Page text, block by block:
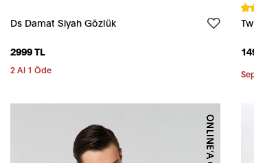
Ds Damat Siyah Gözlük
2999 TL
2 Al 1 Öde